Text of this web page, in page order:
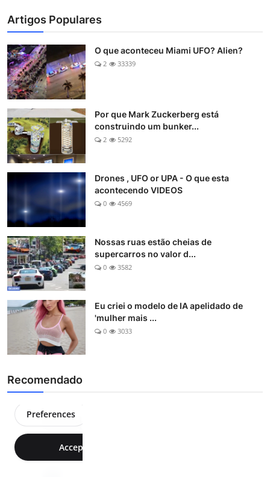
Artigos Populares
O que aconteceu Miami UFO? Alien?
2 33339
Por que Mark Zuckerberg está
construindo um bunker...
2 5292
Drones , UFO or UPA - O que esta
acontecendo VIDEOS
0 4569
Nossas ruas estão cheias de
supercarros no valor d...
0 3582
Eu criei o modelo de IA apelidado de
'mulher mais ...
0 3033
Recomendado